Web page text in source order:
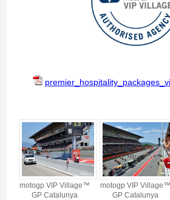
motogp VIP Village™
GP Catalunya
motogp VIP Village™
GP Catalunya